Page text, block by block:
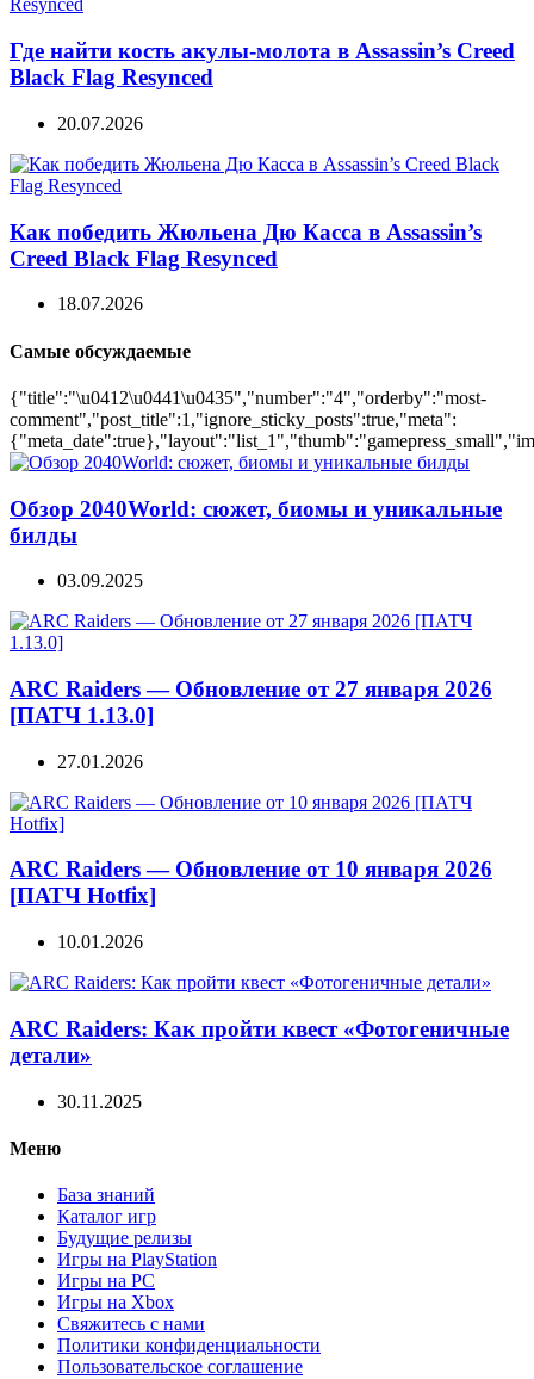
Где найти кость акулы-молота в Assassin’s Creed
Black Flag Resynced
20.07.2026
Как победить Жюльена Дю Касса в Assassin’s
Creed Black Flag Resynced
18.07.2026
Самые обсуждаемые
{"title":"\u0412\u0441\u0435","number":"4","orderby":"most-
comment","post_title":1,"ignore_sticky_posts":true,"meta":
Обзор 2040World: сюжет, биомы и уникальные
билды
03.09.2025
ARC Raiders — Обновление от 27 января 2026
[ПАТЧ 1.13.0]
27.01.2026
ARC Raiders — Обновление от 10 января 2026
[ПАТЧ Hotfix]
10.01.2026
ARC Raiders: Как пройти квест «Фотогеничные
детали»
30.11.2025
Меню
База знаний
Каталог игр
Будущие релизы
Игры на PlayStation
Игры на PC
Игры на Xbox
Свяжитесь с нами
Политики конфиденциальности
Пользовательское соглашение